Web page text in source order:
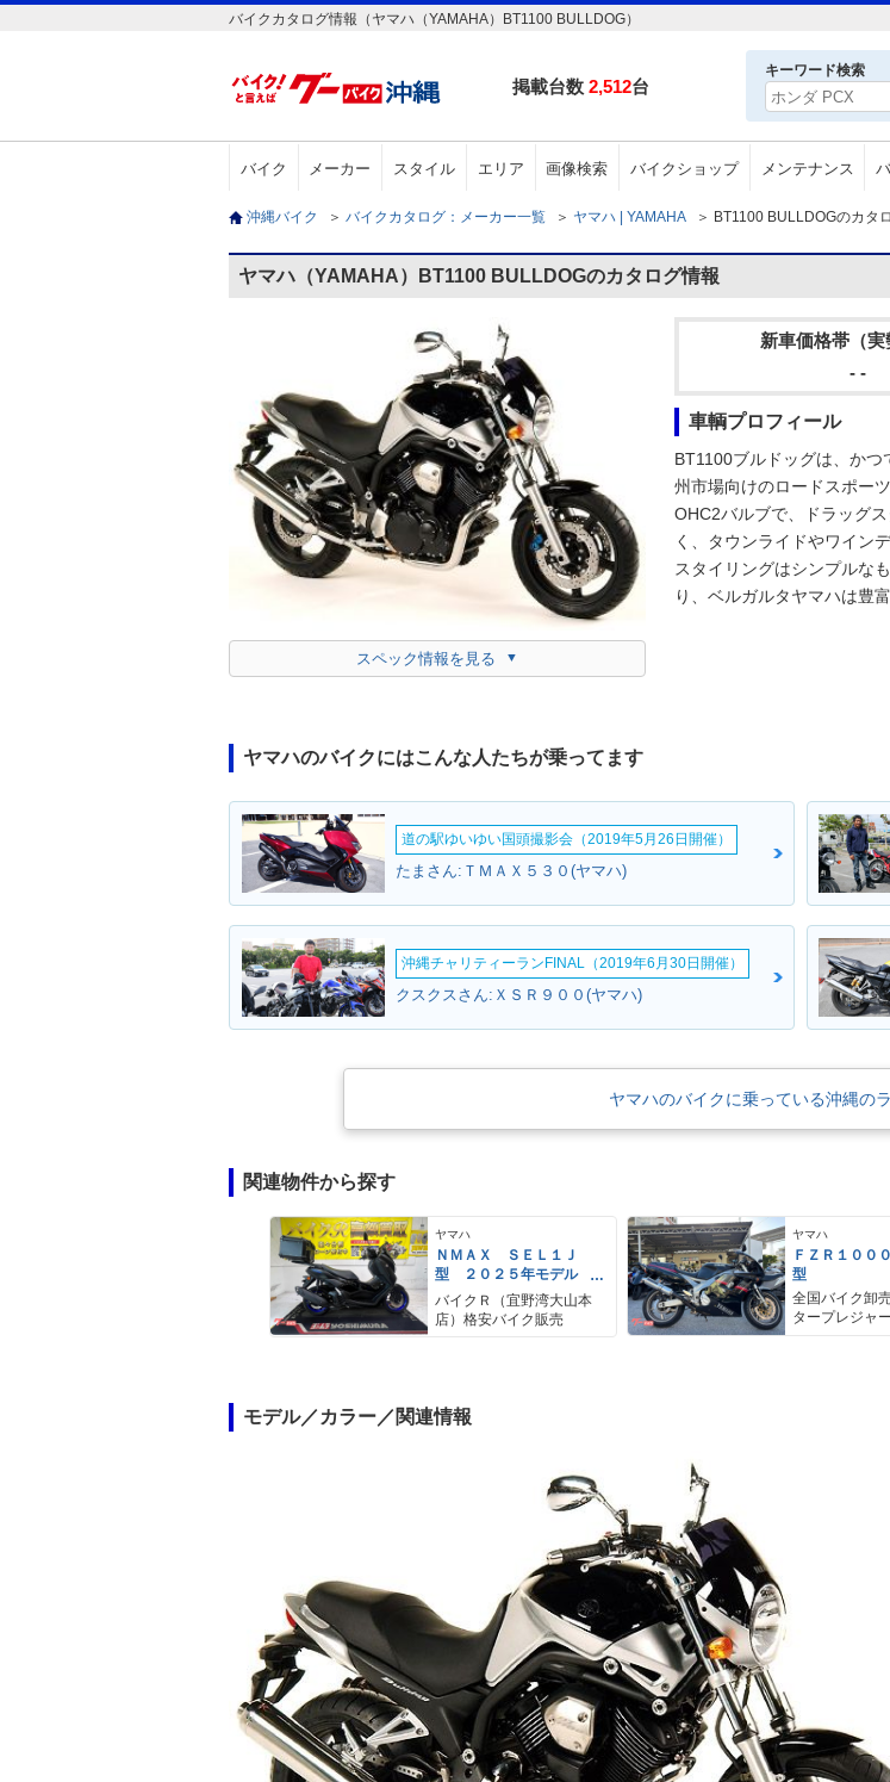
バイクカタログ情報（ヤマハ（YAMAHA）BT1100 BULLDOG）
掲載台数 2,512台
キーワード検索
バイク メーカー スタイル エリア 画像検索 バイクショップ メンテナンス
沖縄バイク ＞ バイクカタログ：メーカー一覧 ＞ ヤマハ | YAMAHA ＞ BT1100 BULLDOGのカタ
ヤマハ（YAMAHA）BT1100 BULLDOGのカタログ情報
スペック情報を見る
新車価格帯（実
- -
車輌プロフィール
BT1100ブルドッグは、か
州市場向けのロードスポー
OHC2バルブで、ドラッグ
く、タウンライドやワイン
スタイリングはシンプルな
り、ベルガルタヤマハは豊
ヤマハのバイクにはこんな人たちが乗ってます
道の駅ゆいゆい国頭撮影会（2019年5月26日開催）
たまさん:ＴＭＡＸ５３０(ヤマハ)
沖縄チャリティーランFINAL（2019年6月30日開催）
クスクスさん:ＸＳＲ９００(ヤマハ)
ヤマハのバイクに乗っている沖縄の
関連物件から探す
ヤマハ
ＮＭＡＸ ＳＥＬ１Ｊ
型 ２０２５年モデル
ＡＢＳ キーレス リア
キャリア リアＢＯＸ
バイクＲ（宜野湾大山本
店）格安バイク販売
ヤマハ
ＦＺＲ１００
型
全国バイク卸
タープレジャ
モデル／カラー／関連情報